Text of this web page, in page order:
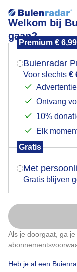
Welkom bij
gaan?
Premium €
Buienradar
Voor slechts €
Ontvang
10%
Elk
Gratis
Met
Gratis blijven
Als je doorgaat, ga
Heb je al een
en
Populaire
Lente
Zomer
Over
Mogen we
Indien je hier
verschijnt er
Is
Klik